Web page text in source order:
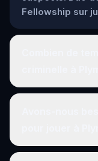
Fellowship sur